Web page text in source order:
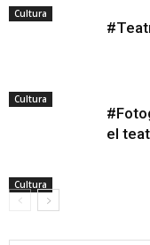
Cultura
Cultura
Cultura
el